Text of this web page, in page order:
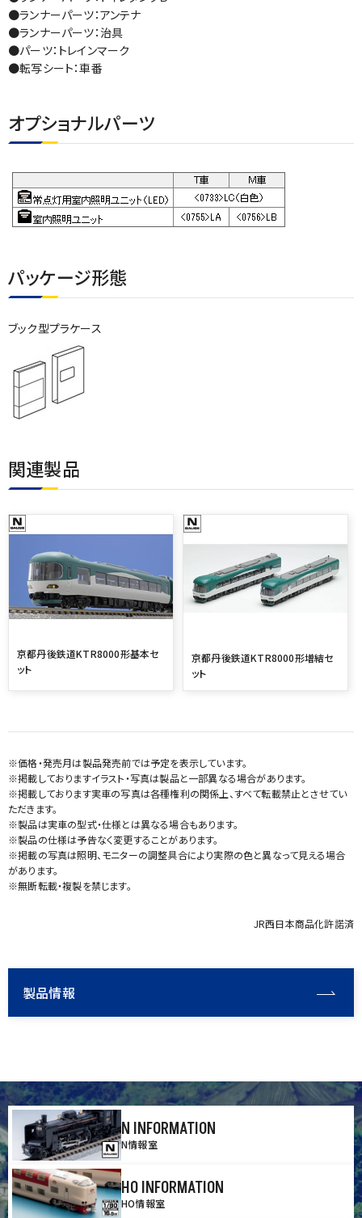
●ランナーパーツ：アンテナ
●ランナーパーツ：治具
●パーツ：トレインマーク
●転写シート：車番
オプショナルパーツ
パッケージ形態
ブック型プラケース
関連製品
京都丹後鉄道KTR8000形基本セ
ット
京都丹後鉄道KTR8000形増結セ
ット
※価格・発売月は製品発売前では予定を表示しています。
※掲載しておりますイラスト・写真は製品と一部異なる場合があります。
※掲載しております実車の写真は各種権利の関係上、すべて転載禁止とさせてい
ただきます。
※製品は実車の型式・仕様とは異なる場合もあります。
※製品の仕様は予告なく変更することがあります。
※掲載の写真は照明、モニターの調整具合により実際の色と異なって見える場合
があります。
※無断転載・複製を禁じます。
JR西日本商品化許諾済
製品情報
N INFORMATION
N情報室
HO INFORMATION
HO情報室